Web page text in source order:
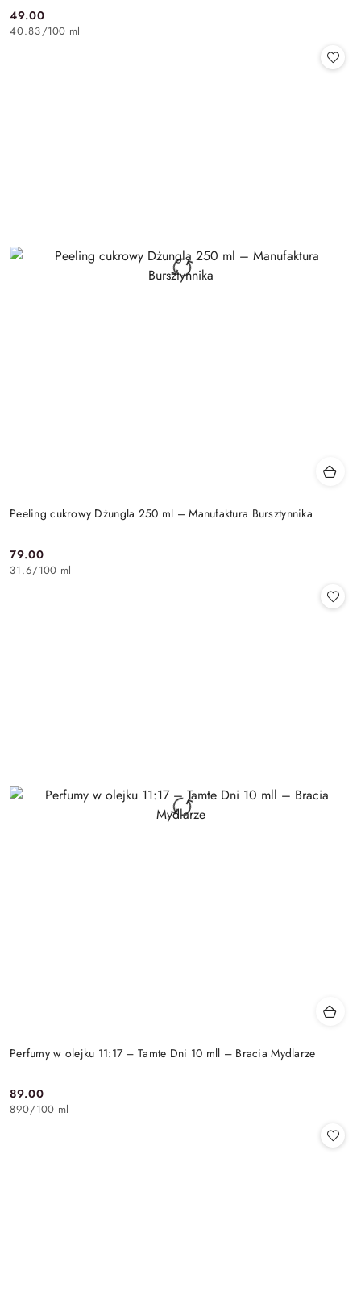
Cena:
49.00
40.83/100 ml
Peeling cukrowy Dżungla 250 ml – Manufaktura Bursztynnika
Cena:
79.00
31.6/100 ml
Perfumy w olejku 11:17 – Tamte Dni 10 mll – Bracia Mydlarze
Cena:
89.00
890/100 ml